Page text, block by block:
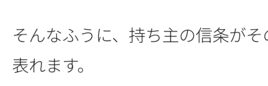
そんなふうに、持ち主の信条が
表れます。